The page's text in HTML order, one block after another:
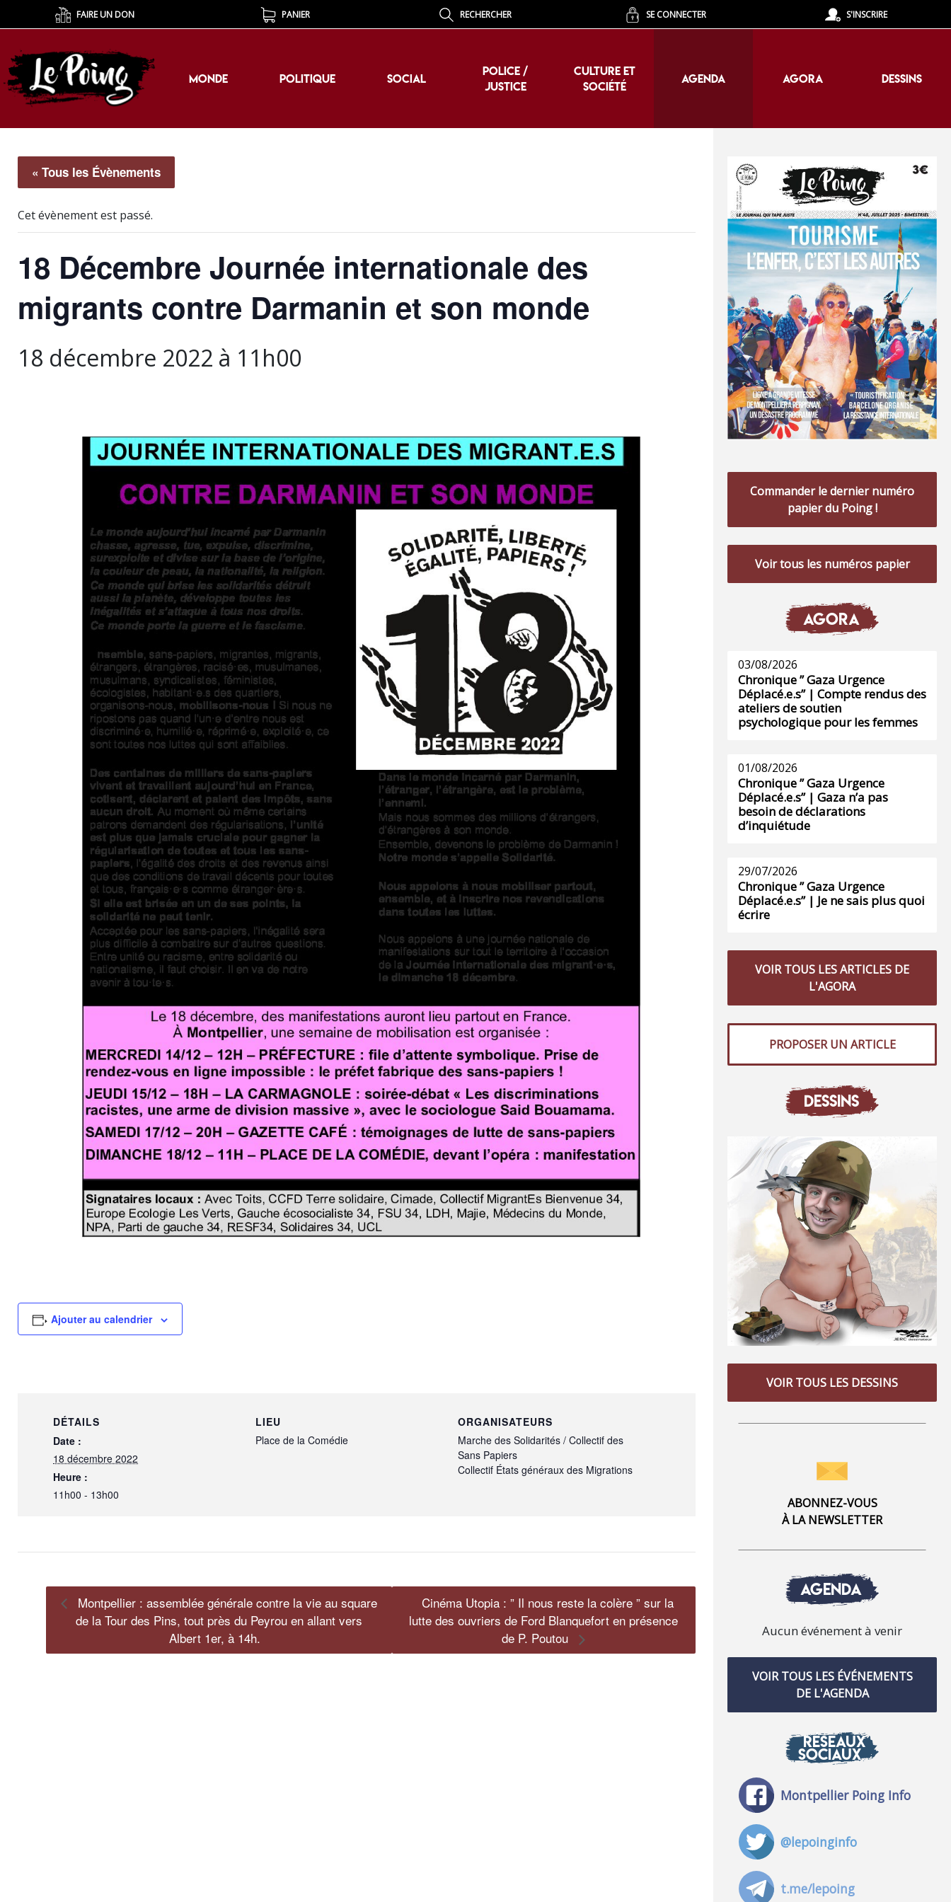
FAIRE UN DON PANIER RECHERCHER SE CONNECTER S'INSCRIRE
MONDE POLITIQUE SOCIAL
POLICE /
JUSTICE
CULTURE ET
SOCIÉTÉ
AGENDA AGORA DESSINS
MONDE POLITIQUE SOCIAL
POLICE /
JUSTICE
CULTURE ET
SOCIÉTÉ
AGENDA AGORA DESSINS
« Tous les Évènements
Cet évènement est passé.
18 Décembre Journée internationale des
migrants contre Darmanin et son monde
18 décembre 2022 à 11h00
Ajouter au calendrier
DÉTAILS
Date :
18 décembre 2022
Heure :
11h00 - 13h00
LIEU
Place de la Comédie
ORGANISATEURS
Marche des Solidarités / Collectif des
Sans Papiers
Collectif États généraux des Migrations
Montpellier : assemblée générale contre la vie au square
de la Tour des Pins, tout près du Peyrou en allant vers
Albert 1er, à 14h.
Cinéma Utopia : ” Il nous reste la colère ” sur la
lutte des ouvriers de Ford Blanquefort en présence
de P. Poutou
Commander le dernier numéro
papier du Poing !
Voir tous les numéros papier
AGORA
03/08/2026
Chronique ” Gaza Urgence
Déplacé.e.s” | Compte rendus des
ateliers de soutien
psychologique pour les femmes
01/08/2026
Chronique ” Gaza Urgence
Déplacé.e.s” | Gaza n’a pas
besoin de déclarations
d’inquiétude
29/07/2026
Chronique ” Gaza Urgence
Déplacé.e.s” | Je ne sais plus quoi
écrire
VOIR TOUS LES ARTICLES DE
L'AGORA
PROPOSER UN ARTICLE
DESSINS
VOIR TOUS LES DESSINS
ABONNEZ-VOUS
À LA NEWSLETTER
AGENDA
Aucun événement à venir
VOIR TOUS LES ÉVÉNEMENTS
DE L'AGENDA
RÉSEAUX
SOCIAUX
Montpellier Poing Info
@lepoinginfo
t.me/lepoing